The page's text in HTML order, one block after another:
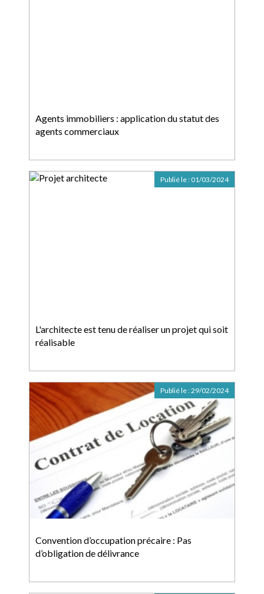
Agents immobiliers : application du statut des
agents commerciaux
L'architecte est tenu de réaliser un projet qui soit
réalisable
Publié le : 01/03/2024
Convention d’occupation précaire : Pas
d’obligation de délivrance
Publié le :29/02/2024